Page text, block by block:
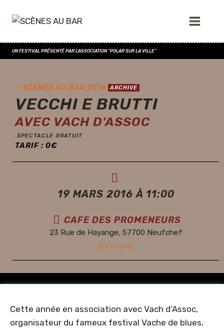
UN FESTIVAL PRÉSENTÉ PAR L'ASSOCIATION "POLAR SUR LA VILLE"
SCÈNES AU BAR 2016 ARCHIVE
VECCHI E BRUTTI
AVEC VACH D'ASSOC
SPECTACLE GRATUIT
TARIF : 0€
19 MARS 2016 À 11:00
CAFE DES PROMENEURS
23 Rue de Hayange, 57700 Neufchef
Voir un plan
Cette année en association avec Vach d’Assoc,
organisateur du fameux festival Vache de blues,